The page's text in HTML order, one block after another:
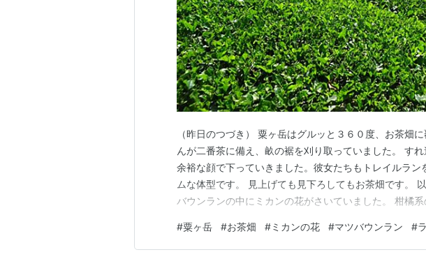
（昨日のつづき） 粟ヶ岳はグルッと３６０度、お茶畑
んが二番茶に備え、畝の裾を刈り取っていました。 すれ
余裕な顔で下っていきました。彼女たちもトレイルラン
ムな体型です。 見上げても見下ろしてもお茶畑です。
バウンランの中にミカンの花がさいていました。 柑橘
ンドゴルフ練習日でしたが、雨の為に中止です。梅雨入
た。おかげで小さい絵を２枚、描き上げることが…
#粟ヶ岳 #お茶畑 #ミカンの花 #マツバウンラン #